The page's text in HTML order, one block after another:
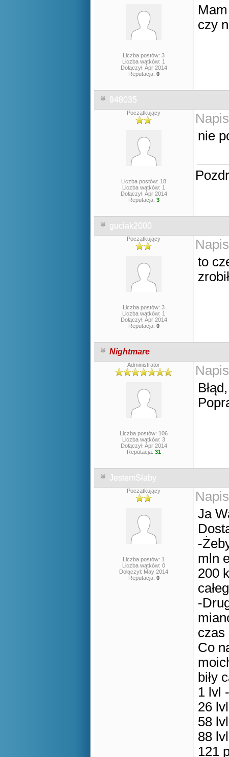
Liczba postów: 3
Liczba wątków: 1
Dołączył: Apr 2014
Reputacja: 0
czy
948035
Początkujący
Liczba postów: 18
Liczba wątków: 1
Dołączył: Apr 2014
Reputacja: 3
nie
guciak2000
Początkujący
Liczba postów: 3
Liczba wątków: 1
Dołączył: Apr 2014
Reputacja: 0
to
Nightmare
Administrator
Liczba postów: 106
Liczba wątków: 3
Dołączył: Apr 2014
Reputacja: 31
JestemSłaby
Początkujący
Liczba postów: 1
Liczba wątków: 0
Dołączył: May 2014
Reputacja: 0
Ja
-
mln
200
-
czas
Co
biły
1 lvl
26
58
88
121